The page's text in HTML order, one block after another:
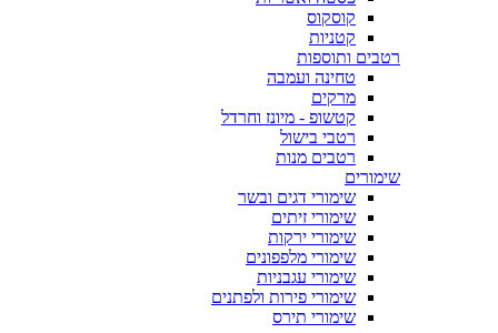
קוסקוס
קטניות
רטבים ותוספות
טחינה ועמבה
מרקים
קטשופ - מיונז וחרדל
רטבי בישול
רטבים מנות
שימורים
שימורי דגים ובשר
שימורי זיתים
שימורי ירקות
שימורי מלפפונים
שימורי עגבניות
שימורי פירות ולפתנים
שימורי תירס